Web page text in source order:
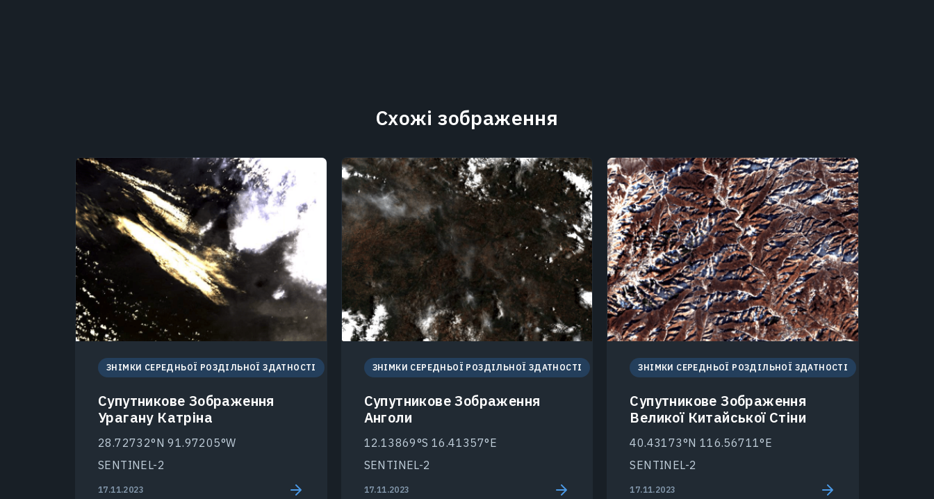
Схожі зображення
ЗНІМКИ СЕРЕДНЬОЇ РОЗДІЛЬНОЇ ЗДАТНОСТІ
Супутникове Зображення
Урагану Катріна
28.72732°N 91.97205°W
SENTINEL-2
17.11.2023
ЗНІМКИ СЕРЕДНЬОЇ РОЗДІЛЬНОЇ ЗДАТНОСТІ
Супутникове Зображення
Анголи
12.13869°S 16.41357°E
SENTINEL-2
17.11.2023
ЗНІМКИ СЕРЕДНЬОЇ РОЗДІЛЬНОЇ ЗДАТНОСТІ
Супутникове Зображення
Великої Китайської Стіни
40.43173°N 116.56711°E
SENTINEL-2
17.11.2023